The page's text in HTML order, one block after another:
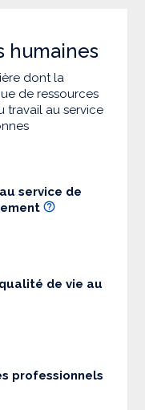
humaines
dont la
de ressources
travail au service
service de
de vie au
professionnels